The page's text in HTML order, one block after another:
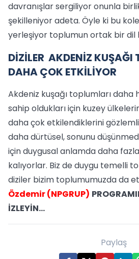
davranışlar sergiliyor onunla
şekilleniyor adeta. Öyle ki bu
yerleşiyor toplumun ortak bir dil
DİZİLER AKDENİZ KUŞAĞI
DAHA ÇOK ETKİLİYOR
Akdeniz kuşağı toplumları daha
sahip oldukları için kuzey
daha çok etkilendiklerini
daha dürtüsel, sonunu
için duygusal anlamda daha
kalıyorlar. Biz de duygu temelli
diziler bizim toplumumuzda da
Özdemir (NPGRUP)
İZLEYİN…
Paylaş